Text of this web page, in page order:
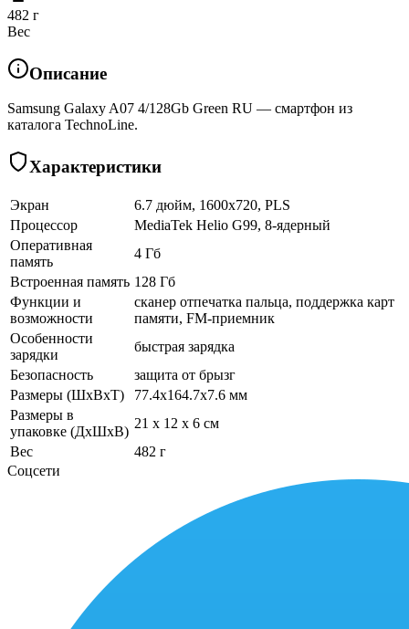
482 г
Вес
Описание
Samsung Galaxy A07 4/128Gb Green RU — смартфон из
каталога TechnoLine.
Характеристики
Экран
6.7 дюйм, 1600x720, PLS
Процессор
MediaTek Helio G99, 8-ядерный
Оперативная
память
4 Гб
Встроенная память 128 Гб
Функции и
возможности
сканер отпечатка пальца, поддержка карт
памяти, FM-приемник
Особенности
зарядки
быстрая зарядка
Безопасность
защита от брызг
Размеры (ШхВхТ)
77.4x164.7x7.6 мм
Размеры в
упаковке (ДхШхВ)
21 x 12 x 6 см
Вес
482 г
Соцсети